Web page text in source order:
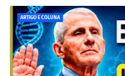
ARTIGO E COLUNA